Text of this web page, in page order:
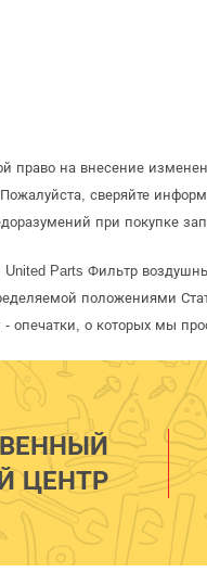
право на внесение
Пожалуйста, сверяйте
при покупке
Parts Фильтр
положениями
- опечатки, о которых мы
ЦЕНТР